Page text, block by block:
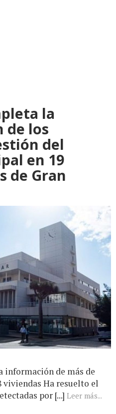
la
de los
del
en 19
de Gran
información de más de
viviendas Ha resuelto el
por [...] Leer más...